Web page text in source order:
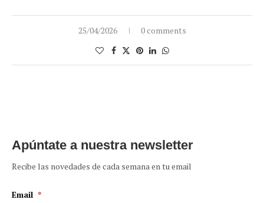
25/04/2026 0 comments
Apúntate a nuestra newsletter
Recibe las novedades de cada semana en tu email
Email *